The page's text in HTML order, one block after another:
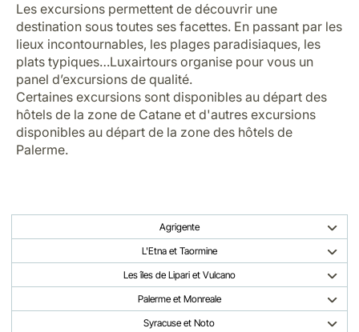
Les excursions permettent de découvrir une
destination sous toutes ses facettes. En passant par les
lieux incontournables, les plages paradisiaques, les
plats typiques…Luxairtours organise pour vous un
panel d’excursions de qualité.
Certaines excursions sont disponibles au départ des
hôtels de la zone de Catane et d'autres excursions
disponibles au départ de la zone des hôtels de
Palerme.
Agrigente
L'Etna et Taormine
Les îles de Lipari et Vulcano
Palerme et Monreale
Syracuse et Noto